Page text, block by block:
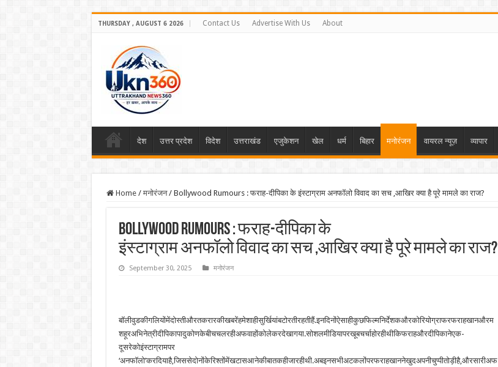
THURSDAY , AUGUST 6 2026 Contact Us Advertise With Us About
देश उत्तर प्रदेश विदेश उत्तराखंड एजुकेशन खेल धर्म बिहार मनोरंजन वायरल न्यूज़ व्यापार
Home / मनोरंजन / Bollywood Rumours : फराह-दीपिका के इंस्टाग्राम अनफॉलो विवाद का सच ,आखिर क्या है पूरे मामले का राज?
Bollywood Rumours : फराह-दीपिका के
इंस्टाग्राम अनफॉलो विवाद का सच ,आखिर क्या है पूरे मामले का राज?
September 30, 2025 मनोरंजन
बॉलीवुडकीगलियोंमेंदोस्तीऔरतकरारकीखबरेंहमेशाहीसुर्खियांबटोरतीरहतीहैं.इनदिनोंऐसाहीकुछफिल्मनिर्देशकऔरकोरियोग्राफरफराहखानऔरम
शहूरअभिनेत्रीदीपिकापादुकोणकेबीचचलरहीअफवाहोंकोलेकरदेखागया.सोशलमीडियापरखूबचर्चाहोरहीथीकिफराहऔरदीपिकानेएक-
दूसरेकोइंस्टाग्रामपर
‘अनफॉलो’करदियाहै,जिससेदोनोंकेरिश्तोंमेंखटासआनेकीबातकहीजारहीथी.अबइनसभीअटकलोंपरफराहखाननेखुदअपनीचुप्पीतोड़ीहै,औरसारीअफ